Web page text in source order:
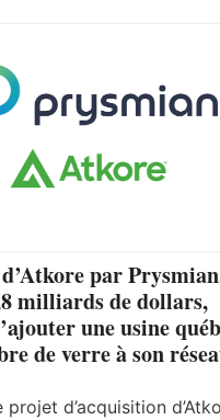
par
milliards de dollars,
une usine
de verre à son
d’acquisition